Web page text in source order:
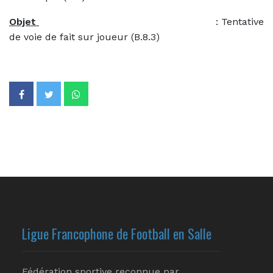
Objet
: Tentative
de voie de fait sur joueur (B.8.3)
Ligue Francophone de Football en Salle